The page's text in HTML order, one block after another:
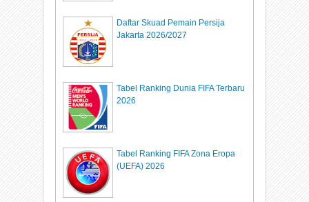
Daftar Skuad Pemain Persija
Jakarta 2026/2027
Tabel Ranking Dunia FIFA Terbaru
2026
Tabel Ranking FIFA Zona Eropa
(UEFA) 2026